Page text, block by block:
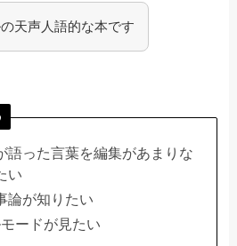
天声人語的な本です
語った言葉を編集があまりな
い
論が知りたい
ードが見たい